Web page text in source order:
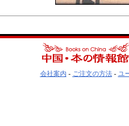
会社案内 - ご注文の方法- ユ